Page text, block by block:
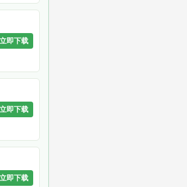
即下载
即下载
即下载